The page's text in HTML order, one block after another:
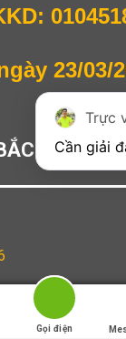
23/03/
Gọi điện
Gọi điện
Cần giải